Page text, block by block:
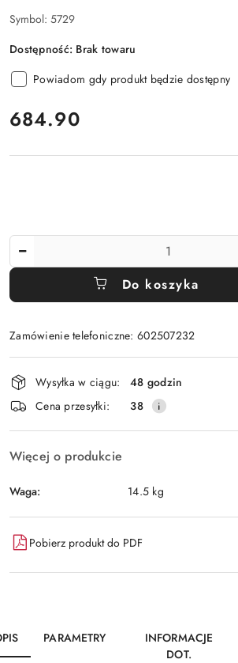
Symbol: 5729
Dostępność: Brak towaru
Powiadom gdy produkt będzie dostępny
cena:
684.90
Do koszyka
Zamówienie telefoniczne: 602507232
Wyślij
Dostępność
i
dostawa
Wysyłka w ciągu:
48 godzin
Cena przesyłki:
38
Więcej o produkcie
Waga: 14.5 kg
Pobierz produkt do PDF
PARAMETRY
INFORMACJE
DOT.